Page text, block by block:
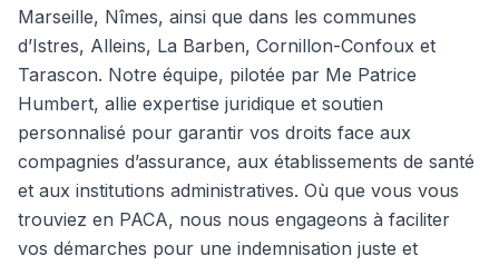
Marseille, Nîmes, ainsi que dans les communes
d’Istres, Alleins, La Barben, Cornillon-Confoux et
Tarascon. Notre équipe, pilotée par Me Patrice
Humbert, allie expertise juridique et soutien
personnalisé pour garantir vos droits face aux
compagnies d’assurance, aux établissements de santé
et aux institutions administratives. Où que vous vous
trouviez en PACA, nous nous engageons à faciliter
vos démarches pour une indemnisation juste et